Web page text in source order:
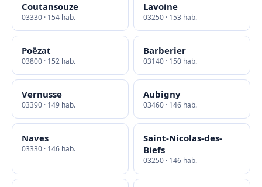
Coutansouze
03330 · 154 hab.
Lavoine
03250 · 153 hab.
Poëzat
03800 · 152 hab.
Barberier
03140 · 150 hab.
Vernusse
03390 · 149 hab.
Aubigny
03460 · 146 hab.
Naves
03330 · 146 hab.
Saint-Nicolas-des-
Biefs
03250 · 146 hab.